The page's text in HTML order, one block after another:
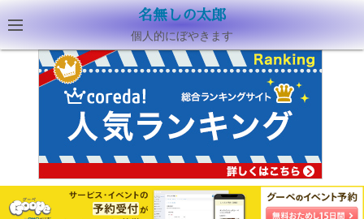
名無しの太郎
個人的にぼやきます